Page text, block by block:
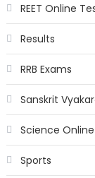
REET Online
Results
RRB Exams
Sanskrit
Science
Sports